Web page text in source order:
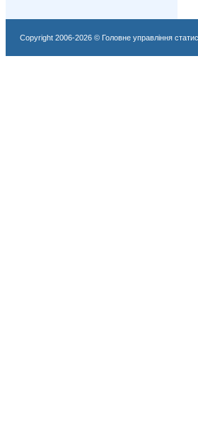
Copyright 2006-2026 © Головне управління